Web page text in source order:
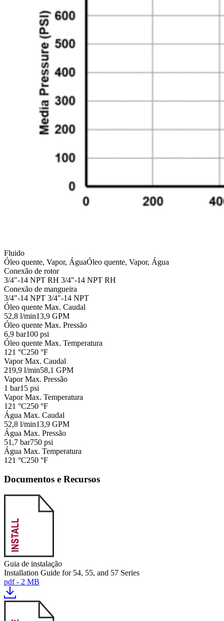
Fluido
Óleo quente, Vapor, ÁguaÓleo quente, Vapor, Água
Conexão de rotor
3/4"-14 NPT RH 3/4"-14 NPT RH
Conexão de mangueira
3/4"-14 NPT 3/4"-14 NPT
Óleo quente Max. Caudal
52,8 l/min13,9 GPM
Óleo quente Max. Pressão
6,9 bar100 psi
Óleo quente Max. Temperatura
121 °C250 °F
Vapor Max. Caudal
219,9 l/min58,1 GPM
Vapor Max. Pressão
1 bar15 psi
Vapor Max. Temperatura
121 °C250 °F
Água Max. Caudal
52,8 l/min13,9 GPM
Água Max. Pressão
51,7 bar750 psi
Água Max. Temperatura
121 °C250 °F
Documentos e Recursos
Guia de instalação
Installation Guide for 54, 55, and 57 Series
pdf - 2 MB